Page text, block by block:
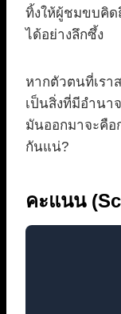
ทิ้งให้ผู้ชมขบคิด
ได้อย่างลึกซึ้ง
หากตัวตนที่เรา
เป็นสิ่งที่มีอำนา
มันออกมาจะคือ
กันแน่?
คะแนน